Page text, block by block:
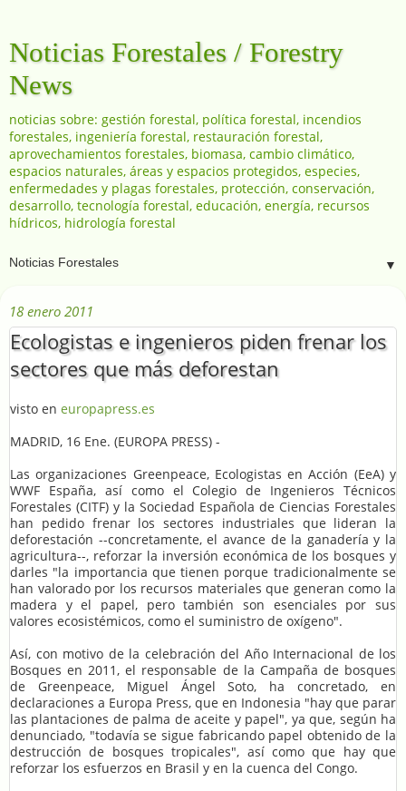
Noticias Forestales / Forestry
News
noticias sobre: gestión forestal, política forestal, incendios
forestales, ingeniería forestal, restauración forestal,
aprovechamientos forestales, biomasa, cambio climático,
espacios naturales, áreas y espacios protegidos, especies,
enfermedades y plagas forestales, protección, conservación,
desarrollo, tecnología forestal, educación, energía, recursos
hídricos, hidrología forestal
▼
18 enero 2011
Ecologistas e ingenieros piden frenar los
sectores que más deforestan
visto en europapress.es
MADRID, 16 Ene. (EUROPA PRESS) -
Las organizaciones Greenpeace, Ecologistas en Acción (EeA) y
WWF España, así como el Colegio de Ingenieros Técnicos
Forestales (CITF) y la Sociedad Española de Ciencias Forestales
han pedido frenar los sectores industriales que lideran la
deforestación --concretamente, el avance de la ganadería y la
agricultura--, reforzar la inversión económica de los bosques y
darles "la importancia que tienen porque tradicionalmente se
han valorado por los recursos materiales que generan como la
madera y el papel, pero también son esenciales por sus
valores ecosistémicos, como el suministro de oxígeno".
Así, con motivo de la celebración del Año Internacional de los
Bosques en 2011, el responsable de la Campaña de bosques
de Greenpeace, Miguel Ángel Soto, ha concretado, en
declaraciones a Europa Press, que en Indonesia "hay que parar
las plantaciones de palma de aceite y papel", ya que, según ha
denunciado, "todavía se sigue fabricando papel obtenido de la
destrucción de bosques tropicales", así como que hay que
reforzar los esfuerzos en Brasil y en la cuenca del Congo.